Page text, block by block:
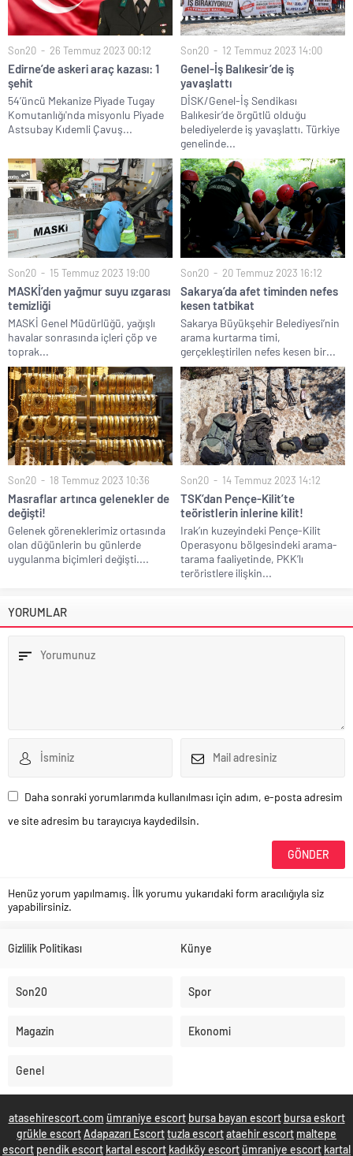
Son20 26 Temmuz 2023 00:12
Edirne’de askeri araç kazası: 1
şehit
54’üncü Mekanize Piyade Tugay
Komutanlığı'nda misyonlu Piyade
Astsubay Kıdemli Çavuş...
Son20 12 Temmuz 2023 14:00
Genel-İş Balıkesir’de iş
yavaşlattı
DİSK/Genel-İş Sendikası
Balıkesir’de örgütlü olduğu
belediyelerde iş yavaşlattı. Türkiye
genelinde...
Son20 15 Temmuz 2023 19:00
MASKİ’den yağmur suyu ızgarası
temizliği
MASKİ Genel Müdürlüğü, yağışlı
havalar sonrasında içleri çöp ve
toprak...
Son20 20 Temmuz 2023 16:12
Sakarya’da afet timinden nefes
kesen tatbikat
Sakarya Büyükşehir Belediyesi’nin
arama kurtarma timi,
gerçekleştirilen nefes kesen bir...
Son20 18 Temmuz 2023 10:36
Masraflar artınca gelenekler de
değişti!
Gelenek göreneklerimiz ortasında
olan düğünlerin bu günlerde
uygulanma biçimleri değişti....
Son20 14 Temmuz 2023 14:12
TSK’dan Pençe-Kilit’te
teöristlerin inlerine kilit!
Irak’ın kuzeyindeki Pençe-Kilit
Operasyonu bölgesindeki arama-
tarama faaliyetinde, PKK’lı
teröristlere ilişkin...
YORUMLAR
Daha sonraki yorumlarımda kullanılması için adım, e-posta adresim
ve site adresim bu tarayıcıya kaydedilsin.
Henüz yorum yapılmamış. İlk yorumu yukarıdaki form aracılığıyla siz
yapabilirsiniz.
Gizlilik Politikası Künye
Son20 Spor
Magazin Ekonomi
Genel
atasehirescort.com ümraniye escort bursa bayan escort bursa eskort
grükle escortAdapazarı Escorttuzla escortataehir escort maltepe
escort pendik escort kartal escort kadıköy escortümraniye escort kartal